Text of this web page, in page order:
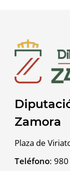
Zamora
Plaza de
Teléfono: